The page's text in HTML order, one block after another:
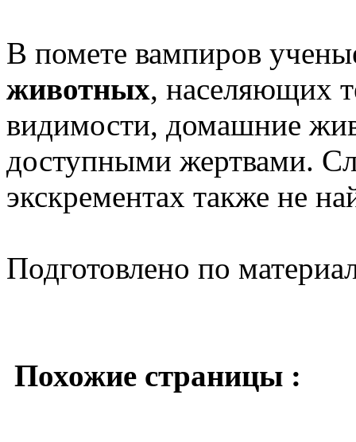
В помете вампиров
животных, населяющих
видимости, домашние
доступными жертвами.
экскрементах также не
Подготовлено по
Похожие страницы :